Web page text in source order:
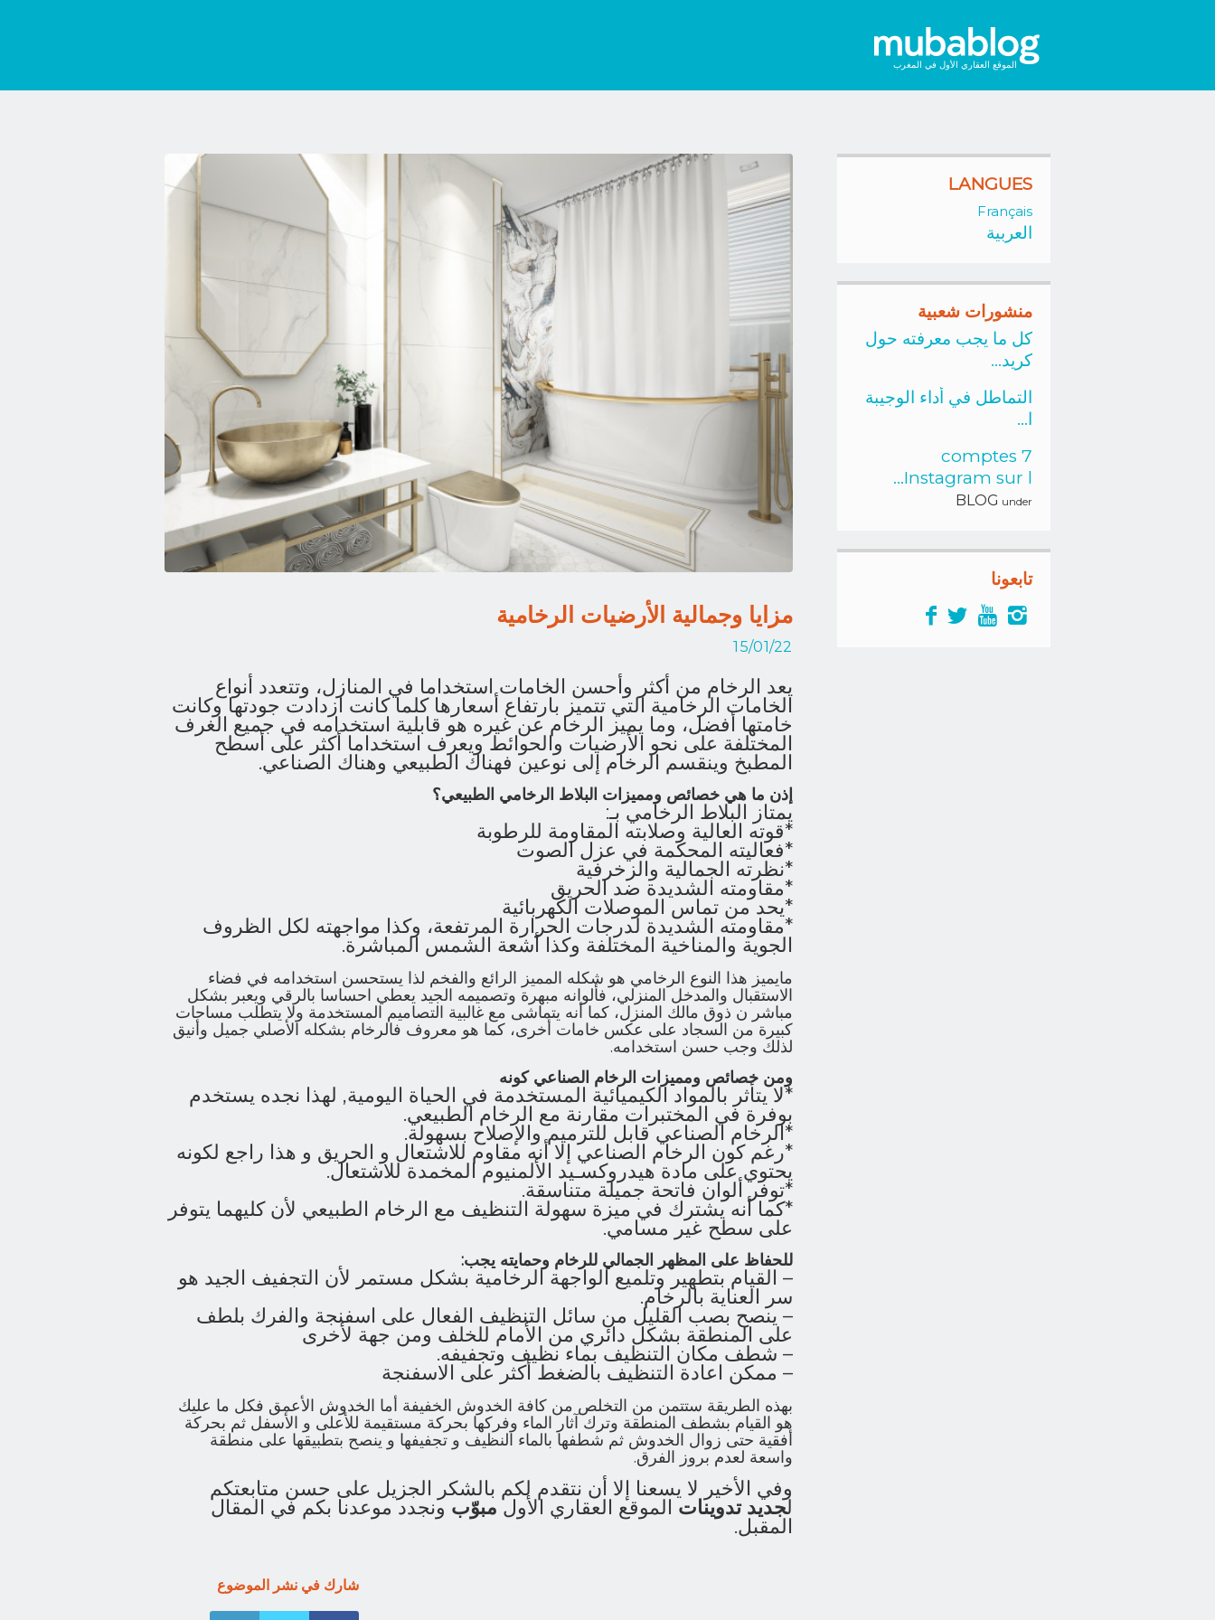
الموقع العقاري الأول في المغرب
مزايا وجمالية الأرضيات الرخامية
15/01/22
يعد الرخام من أكثر وأحسن الخامات استخداما في المنازل، وتتعدد أنواع
الخامات الرخامية التي تتميز بارتفاع أسعارها كلما كانت ازدادت جودتها وكانت
خامتها أفضل، وما يميز الرخام عن غيره هو قابلية استخدامه في جميع الغرف
المختلفة على نحو الأرضيات والحوائط ويعرف استخداما أكثر على أسطح
المطبخ وينقسم الرخام إلى نوعين فهناك الطبيعي وهناك الصناعي.
إذن ما هي خصائص ومميزات البلاط الرخامي الطبيعي؟
يمتاز البلاط الرخامي بـ:
*قوته العالية وصلابته المقاومة للرطوبة
*فعاليته المحكمة في عزل الصوت
*نظرته الجمالية والزخرفية
*مقاومته الشديدة ضد الحريق
*يحد من تماس الموصلات الكهربائية
*مقاومته الشديدة لدرجات الحرارة المرتفعة، وكذا مواجهته لكل الظروف
الجوية والمناخية المختلفة وكذا أشعة الشمس المباشرة.
مايميز هذا النوع الرخامي هو شكله المميز الرائع والفخم لذا يستحسن استخدامه في فضاء
الاستقبال والمدخل المنزلي، فألوانه مبهرة وتصميمه الجيد يعطي احساسا بالرقي ويعبر بشكل
مباشر ن ذوق مالك المنزل، كما أنه يتماشى مع غالبية التصاميم المستخدمة ولا يتطلب مساحات
كبيرة من السجاد على عكس خامات أخرى، كما هو معروف فالرخام بشكله الأصلي جميل وأنيق
لذلك وجب حسن استخدامه.
ومن خصائص ومميزات الرخام الصناعي كونه
*لا يتأثر بالمواد الكيميائية المستخدمة في الحياة اليومية, لهذا نجده يستخدم
بوفرة في المختبرات مقارنة مع الرخام الطبيعي.
*الرخام الصناعي قابل للترميم والإصلاح بسهولة.
*رغم كون الرخام الصناعي إلا أنه مقاوم للاشتعال و الحريق و هذا راجع لكونه
يحتوي على مادة هيدروكسـيد الألمنيوم المخمدة للاشتعال.
*توفر ألوان فاتحة جميلة متناسقة.
*كما أنه يشترك في ميزة سهولة التنظيف مع الرخام الطبيعي لأن كليهما يتوفر
على سطح غير مسامي.
للحفاظ على المظهر الجمالي للرخام وحمايته يجب:
– القيام بتطهير وتلميع الواجهة الرخامية بشكل مستمر لأن التجفيف الجيد هو
سر العناية بالرخام.
– ينصح بصب القليل من سائل التنظيف الفعال على اسفنجة والفرك بلطف
على المنطقة بشكل دائري من الأمام للخلف ومن جهة لأخرى
– شطف مكان التنظيف بماء نظيف وتجفيفه.
– ممكن اعادة التنظيف بالضغط أكثر على الاسفنجة
بهذه الطريقة ستتمن من التخلص من كافة الخدوش الخفيفة أما الخدوش الأعمق فكل ما عليك
هو القيام بشطف المنطقة وترك آثار الماء وفركها بحركة مستقيمة للأعلى و الأسفل ثم بحركة
أفقية حتى زوال الخدوش ثم شطفها بالماء النظيف و تجفيفها و ينصح بتطبيقها على منطقة
واسعة لعدم بروز الفرق.
وفي الأخير لا يسعنا إلا أن نتقدم لكم بالشكر الجزيل على حسن متابعتكم
لجديد تدوينات الموقع العقاري الأول مبوّب ونجدد موعدنا بكم في المقال
المقبل.
شارك في نشر الموضوع
LANGUES
Français
العربية
منشورات شعبية
كل ما يجب معرفته حول
كريد...
التماطل في أداء الوجيبة
ا...
7 comptes
Instagram sur l...
under
BLOG
تابعونا